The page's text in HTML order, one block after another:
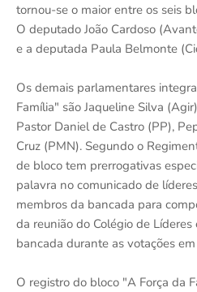
tornou-se o maior entre os seis
O deputado João Cardoso
e a deputada Paula Belmonte
Os demais parlamentares
Família" são Jaqueline Silva
Pastor Daniel de Castro (PP),
Cruz (PMN). Segundo o
de bloco tem prerrogativas
palavra no comunicado de
membros da bancada para
da reunião do Colégio de
bancada durante as votações
O registro do bloco "A Força da